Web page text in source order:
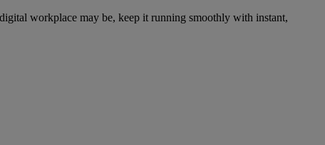
workplace may be, keep it running smoothly with instant,